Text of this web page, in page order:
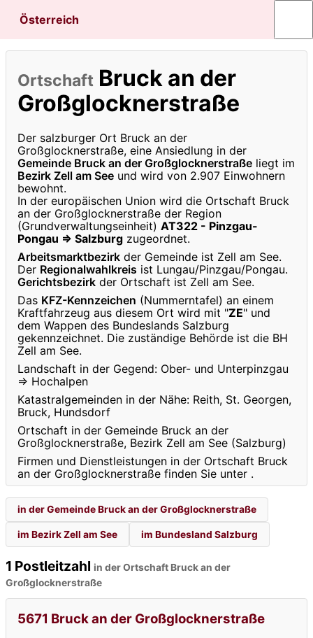
Österreich
Ortschaft Bruck an der
Großglocknerstraße
Der salzburger Ort Bruck an der
Großglocknerstraße, eine Ansiedlung in der
Gemeinde Bruck an der Großglocknerstraße liegt im
Bezirk Zell am See und wird von 2.907 Einwohnern
bewohnt.
In der europäischen Union wird die Ortschaft Bruck
an der Großglocknerstraße der Region
(Grundverwaltungseinheit) AT322 - Pinzgau-
Pongau ⇒ Salzburg zugeordnet.
Arbeitsmarktbezirk der Gemeinde ist Zell am See.
Der Regionalwahlkreis ist Lungau/Pinzgau/Pongau.
Gerichtsbezirk der Ortschaft ist Zell am See.
Das KFZ-Kennzeichen (Nummerntafel) an einem
Kraftfahrzeug aus diesem Ort wird mit "ZE" und
dem Wappen des Bundeslands Salzburg
gekennzeichnet. Die zuständige Behörde ist die BH
Zell am See.
Landschaft in der Gegend: Ober- und Unterpinzgau
⇒ Hochalpen
Katastralgemeinden in der Nähe: Reith, St. Georgen,
Bruck, Hundsdorf
Ortschaft in der Gemeinde Bruck an der
Großglocknerstraße, Bezirk Zell am See (Salzburg)
Firmen und Dienstleistungen in der Ortschaft Bruck
an der Großglocknerstraße finden Sie unter .
in der Gemeinde Bruck an der Großglocknerstraße
im Bezirk Zell am See im Bundesland Salzburg
1 Postleitzahl in der Ortschaft Bruck an der
Großglocknerstraße
5671 Bruck an der Großglocknerstraße